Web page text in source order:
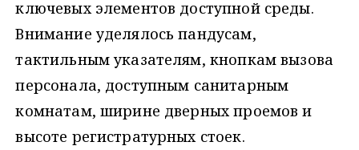
ключевых элементов доступной среды.
Внимание уделялось пандусам,
тактильным указателям, кнопкам вызова
персонала, доступным санитарным
комнатам, ширине дверных проемов и
высоте регистратурных стоек.